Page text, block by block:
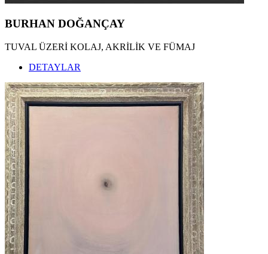
BURHAN DOĞANÇAY
TUVAL ÜZERİ KOLAJ, AKRİLİK VE FÜMAJ
DETAYLAR